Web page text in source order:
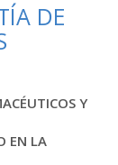
DE
Y
EN LA